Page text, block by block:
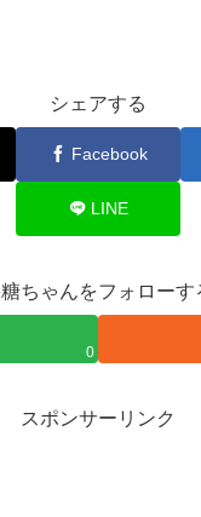
シェアする
Facebook
LINE
ちゃんをフォローす
0
スポンサーリンク